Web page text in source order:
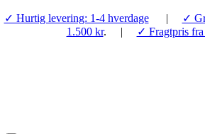
Skip
✓ Hurtig levering: 1-4 hverdage|
✓
1.500 kr. | ✓ Fragtpris